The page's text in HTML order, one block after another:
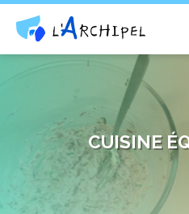
Centre social et
CUISINE